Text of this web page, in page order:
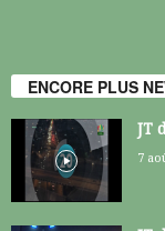
ENCORE PLUS
JT
7